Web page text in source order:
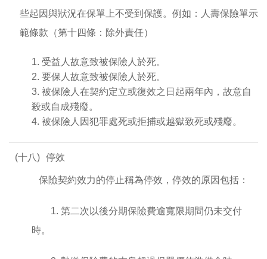
些起因與狀況在保單上不受到保護。例如：人壽保險單示
範條款（第十四條：除外責任）
1. 受益人故意致被保險人於死。
2. 要保人故意致被保險人於死。
3. 被保險人在契約定立或復效之日起兩年內，故意自
殺或自成殘廢。
4. 被保險人因犯罪處死或拒捕或越獄致死或殘廢。
(十八) 停效
保險契約效力的停止稱為停效，停效的原因包括：
1. 第二次以後分期保險費逾寬限期間仍未交付
時。